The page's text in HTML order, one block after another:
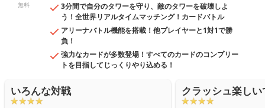
無料
3分間で自分のタワーを守り、敵のタワーを破壊しよ
う！全世界リアルタイムマッチング！カードバトル
アリーナバトル機能を搭載！他プレイヤーと1対1で勝
負！
強力なカードが多数登場！すべてのカードのコンプリー
トを目指してじっくりやり込める！
いろんな対戦 クラッシュ楽しい